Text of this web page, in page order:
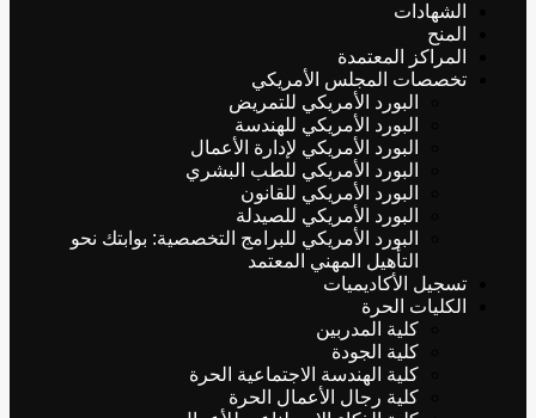
الشهادات
المنح
المراكز المعتمدة
تخصصات المجلس الأمريكي
البورد الأمريكي للتمريض
البورد الأمريكي للهندسة
البورد الأمريكي لإدارة الأعمال
البورد الأمريكي للطب البشري
البورد الأمريكي للقانون
البورد الأمريكي للصيدلة
البورد الأمريكي للبرامج التخصصية: بوابتك نحو
التأهيل المهني المعتمد
تسجيل الأكاديميات
الكليات الحرة
كلية المدربين
كلية الجودة
كلية الهندسة الاجتماعية الحرة
كلية رجال الأعمال الحرة